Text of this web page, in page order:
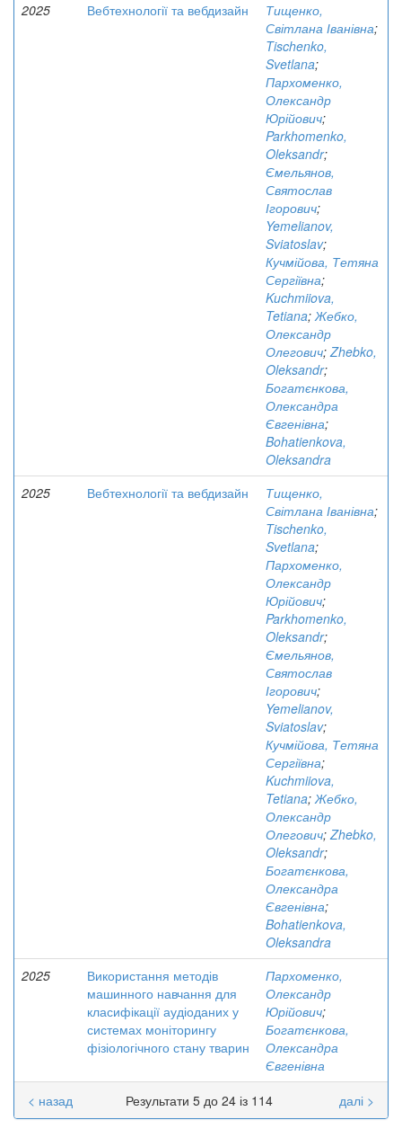
2025
Вебтехнології та вебдизайн
Тищенко,
Світлана Іванівна;
Tischenko,
Svetlana;
Пархоменко,
Олександр
Юрійович;
Parkhomenko,
Oleksandr;
Ємельянов,
Святослав
Ігорович;
Yemelianov,
Sviatoslav;
Кучмійова, Тетяна
Сергіївна;
Kuchmiiova,
Tetiana;Жебко,
Олександр
Олегович;Zhebko,
Oleksandr;
Богатєнкова,
Олександра
Євгенівна;
Bohatienkova,
Oleksandra
2025
Вебтехнології та вебдизайн
Тищенко,
Світлана Іванівна;
Tischenko,
Svetlana;
Пархоменко,
Олександр
Юрійович;
Parkhomenko,
Oleksandr;
Ємельянов,
Святослав
Ігорович;
Yemelianov,
Sviatoslav;
Кучмійова, Тетяна
Сергіївна;
Kuchmiiova,
Tetiana;Жебко,
Олександр
Олегович;Zhebko,
Oleksandr;
Богатєнкова,
Олександра
Євгенівна;
Bohatienkova,
Oleksandra
2025
Використання методів
машинного навчання для
класифікації аудіоданих у
системах моніторингу
фізіологічного стану тварин
Пархоменко,
Олександр
Юрійович;
Богатєнкова,
Олександра
Євгенівна
Результати 5 до 24 із 114
< назад далі >